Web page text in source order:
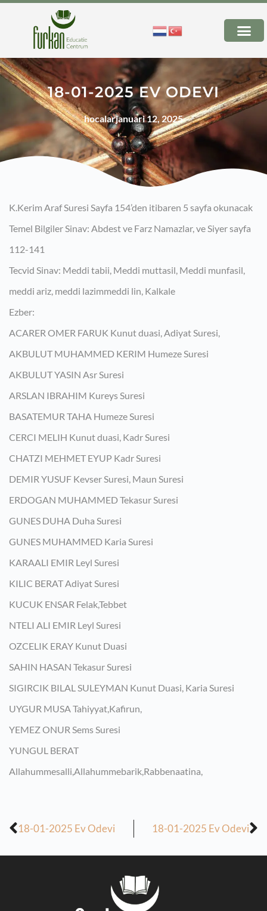
18-01-2025 EV ODEVI
hocalarjanuari 12, 2025
K.Kerim Araf Suresi Sayfa 154’den itibaren 5 sayfa okunacak
Temel Bilgiler Sinav: Abdest ve Farz Namazlar, ve Siyer sayfa
112-141
Tecvid Sinav: Meddi tabii, Meddi muttasil, Meddi munfasil,
meddi ariz, meddi lazimmeddi lin, Kalkale
Ezber:
ACARER OMER FARUK Kunut duasi, Adiyat Suresi,
AKBULUT MUHAMMED KERIM Humeze Suresi
AKBULUT YASIN Asr Suresi
ARSLAN IBRAHIM Kureys Suresi
BASATEMUR TAHA Humeze Suresi
CERCI MELIH Kunut duasi, Kadr Suresi
CHATZI MEHMET EYUP Kadr Suresi
DEMIR YUSUF Kevser Suresi, Maun Suresi
ERDOGAN MUHAMMED Tekasur Suresi
GUNES DUHA Duha Suresi
GUNES MUHAMMED Karia Suresi
KARAALI EMIR Leyl Suresi
KILIC BERAT Adiyat Suresi
KUCUK ENSAR Felak,Tebbet
NTELI ALI EMIR Leyl Suresi
OZCELIK ERAY Kunut Duasi
SAHIN HASAN Tekasur Suresi
SIGIRCIK BILAL SULEYMAN Kunut Duasi, Karia Suresi
UYGUR MUSA Tahiyyat,Kafirun,
YEMEZ ONUR Sems Suresi
YUNGUL BERAT
Allahummesalli,Allahummebarik,Rabbenaatina,
18-01-2025 Ev Odevi 18-01-2025 Ev Odevi